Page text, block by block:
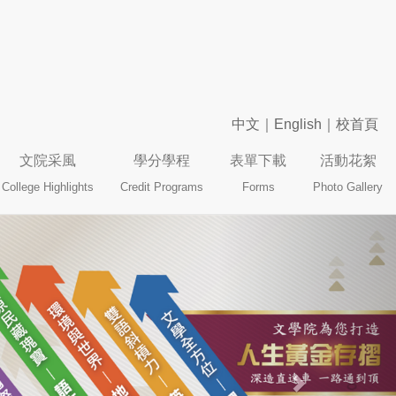
中文 English 校首頁
文院采風
College Highlights
學分學程
Credit Programs
表單下載
Forms
活動花絮
Photo Gallery